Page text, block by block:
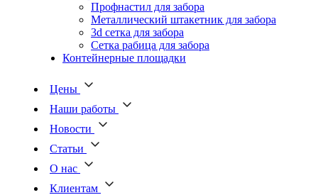
Профнастил для забора
Металлический штакетник для забора
3d сетка для забора
Сетка рабица для забора
Контейнерные площадки
Цены
Наши работы
Новости
Статьи
О нас
Клиентам